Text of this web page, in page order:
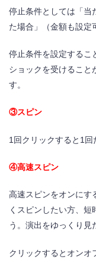
停止条件としては「当
た場合」（金額も設定
停止条件を設定するこ
ショックを受けること
す。
③スピン
1回クリックすると1回
④高速スピン
高速スピンをオンにす
くスピンしたい方、短
う。演出をゆっくり見
クリックするとオンオ